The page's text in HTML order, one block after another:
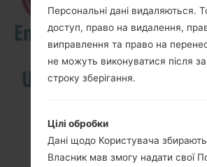
How to Enable Developer
Debugging on LG
Персональні дані видаляються.
доступ, право на видалення,
виправлення та право на
не можуть виконуватися після
строку зберігання.
Цілі обробки
Дані щодо Користувача
Власник мав змогу надати свої